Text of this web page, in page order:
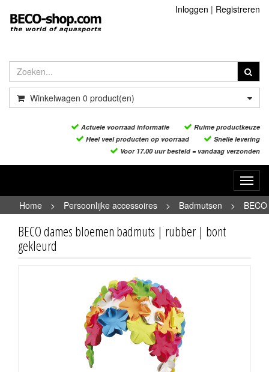
Inloggen | Registreren
Winkelwagen 0 product(en)
Actuele voorraad informatie
Ruime productkeuze
Heel veel producten op voorraad
Snelle levering
Voor 17.00 uur besteld = vandaag verzonden
Home
> Persoonlijke accessoires > Badmutsen >
BECO
dames bloemen badmuts | rubber | bont gekleurd
BECO dames bloemen badmuts | rubber | bont
gekleurd